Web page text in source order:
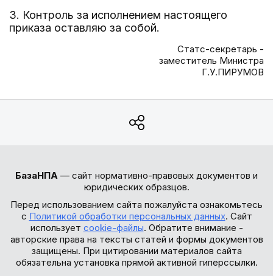
3. Контроль за исполнением настоящего
приказа оставляю за собой.
Статс-секретарь -
заместитель Министра
Г.У.ПИРУМОВ
БазаНПА — сайт нормативно-правовых документов и
юридических образцов.
Перед использованием сайта пожалуйста ознакомьтесь
с Политикой обработки персональных данных. Сайт
использует cookie-файлы. Обратите внимание -
авторские права на тексты статей и формы документов
защищены. При цитировании материалов сайта
обязательна установка прямой активной гиперссылки.